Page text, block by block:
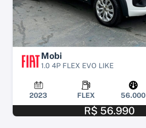
Mobi
1.0 4P FLEX EVO LIKE
2023 FLEX 56.000
R$ 56.990